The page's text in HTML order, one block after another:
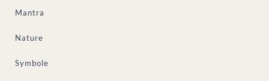
Mantra
Nature
Symbole